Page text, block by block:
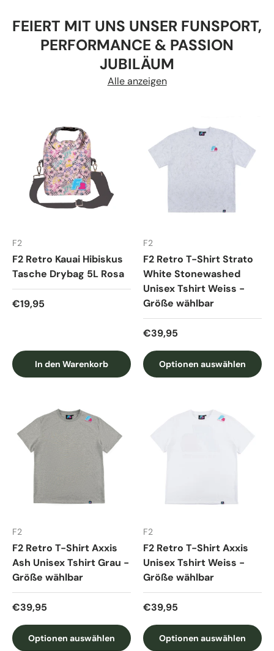
FEIERT MIT UNS UNSER FUNSPORT,
PERFORMANCE & PASSION
JUBILÄUM
Alle anzeigen
F2
F2 Retro Kauai Hibiskus
Tasche Drybag 5L Rosa
Normaler Preis
€19,95
In den Warenkorb
F2
F2 Retro T-Shirt Strato
White Stonewashed
Unisex Tshirt Weiss -
Größe wählbar
Normaler Preis
€39,95
Optionen auswählen
F2
F2 Retro T-Shirt Axxis
Ash Unisex Tshirt Grau -
Größe wählbar
Normaler Preis
€39,95
Optionen auswählen
F2
F2 Retro T-Shirt Axxis
Unisex Tshirt Weiss -
Größe wählbar
Normaler Preis
€39,95
Optionen auswählen